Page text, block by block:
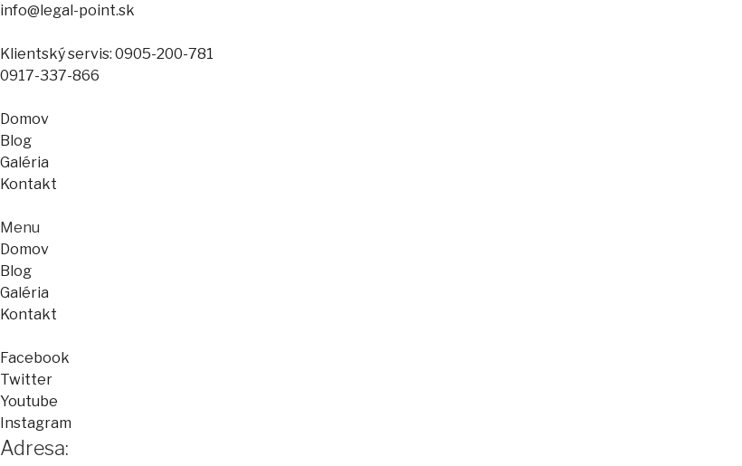
info@legal-point.sk
Klientský servis: 0905-200-781
0917-337-866
Domov
Blog
Galéria
Kontakt
Menu
Domov
Blog
Galéria
Kontakt
Facebook
Twitter
Youtube
Instagram
Adresa: